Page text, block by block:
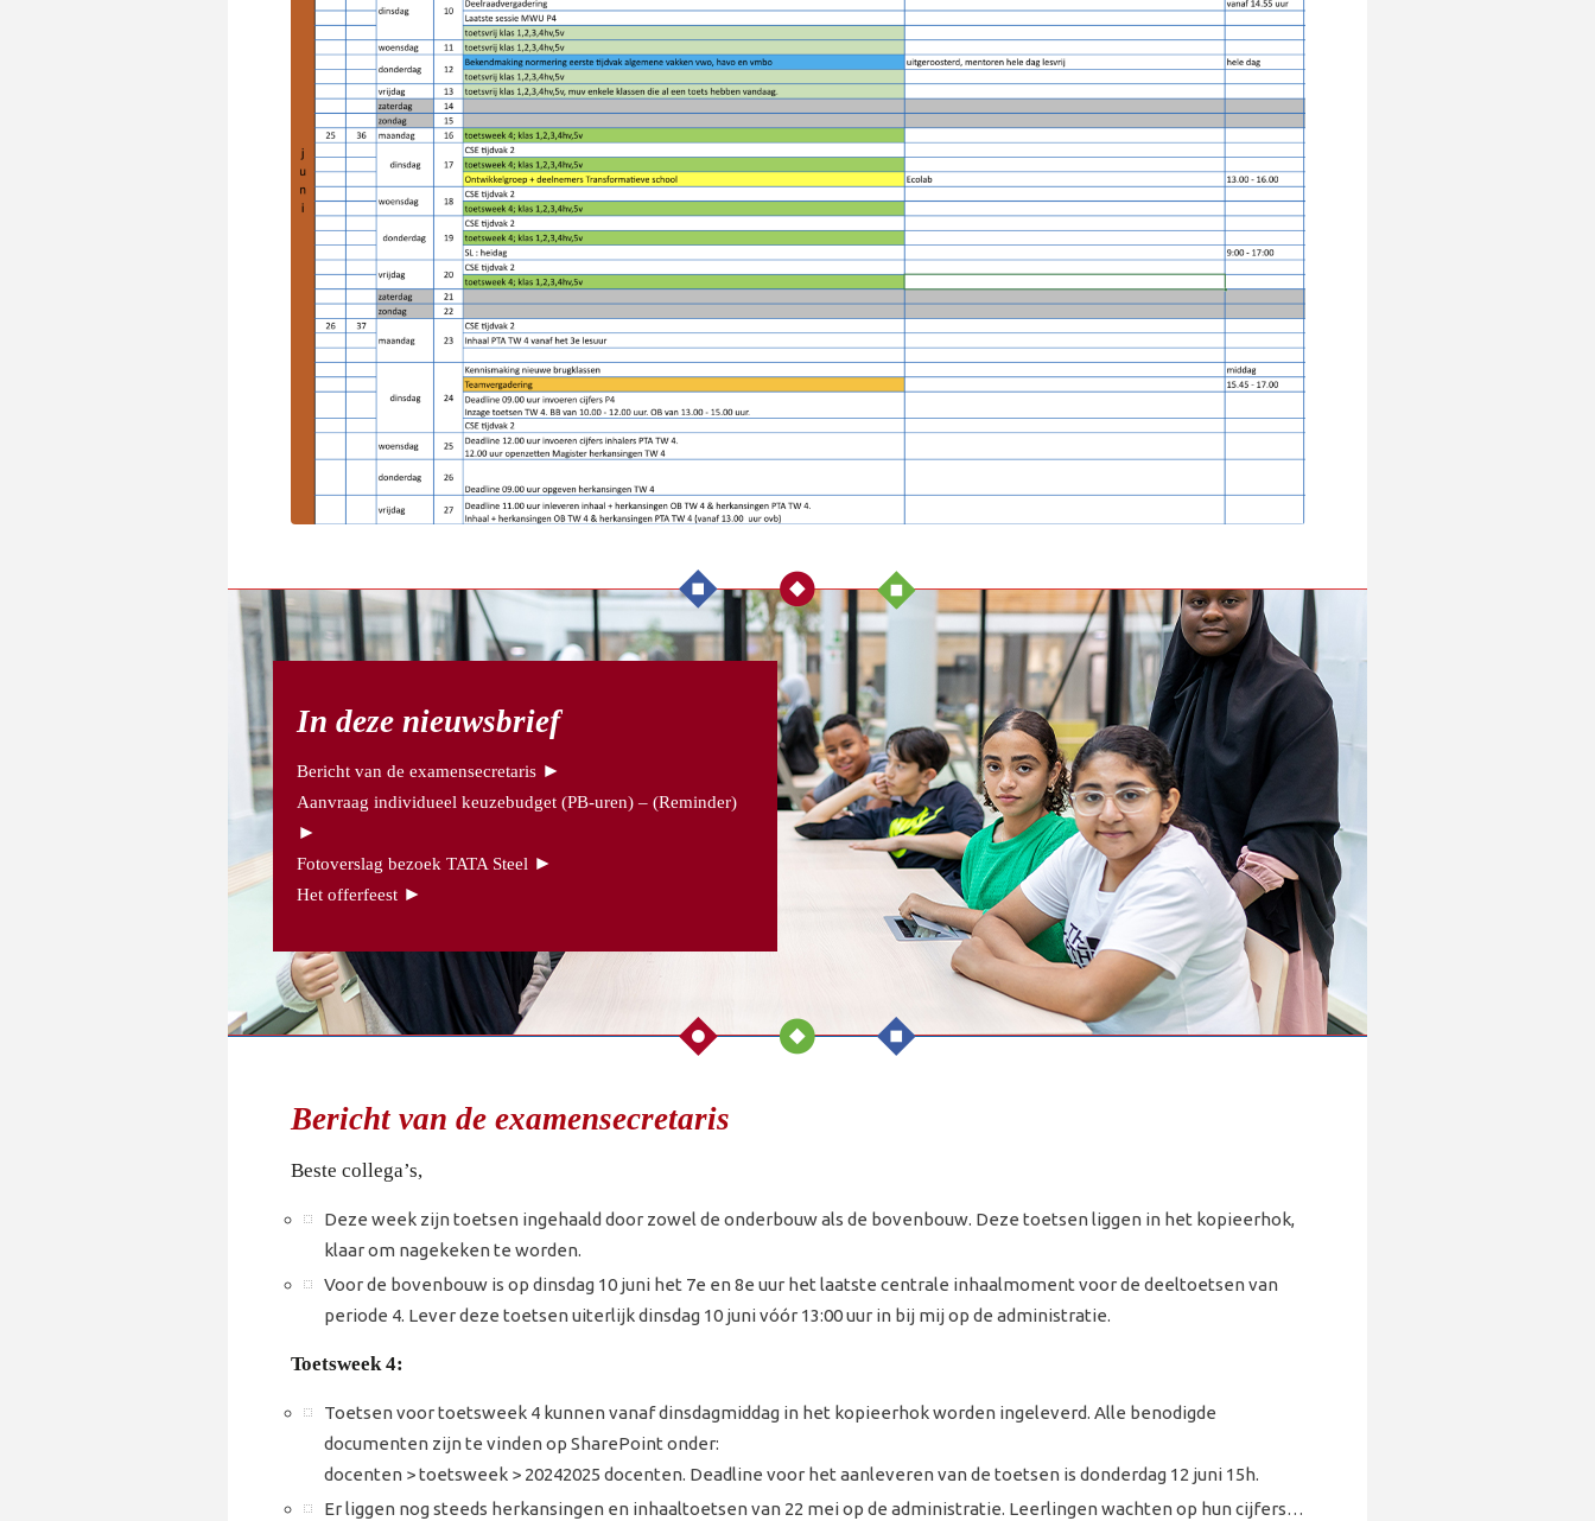
In deze nieuwsbrief
Bericht van de examensecretaris►
Aanvraag individueel keuzebudget (PB-uren) – (Reminder)
►
Fotoverslag bezoek TATA Steel ►
Het offerfeest►
Bericht van de examensecretaris
Beste collega’s,
Deze week zijn toetsen ingehaald door zowel de onderbouw als de bovenbouw. Deze toetsen liggen in het kopieerhok,
klaar om nagekeken te worden.
Voor de bovenbouw is op dinsdag 10 juni het 7e en 8e uur het laatste centrale inhaalmoment voor de deeltoetsen van
periode 4. Lever deze toetsen uiterlijk dinsdag 10 juni vóór 13:00 uur in bij mij op de administratie.
Toetsweek 4:
Toetsen voor toetsweek 4 kunnen vanaf dinsdagmiddag in het kopieerhok worden ingeleverd. Alle benodigde
documenten zijn te vinden op SharePoint onder:
docenten > toetsweek > 20242025 docenten. Deadline voor het aanleveren van de toetsen is donderdag 12 juni 15h.
Er liggen nog steeds herkansingen en inhaaltoetsen van 22 mei op de administratie. Leerlingen wachten op hun cijfers…